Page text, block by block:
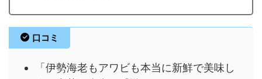
口コミ
「伊勢海老もアワビも本当に新鮮で美味し